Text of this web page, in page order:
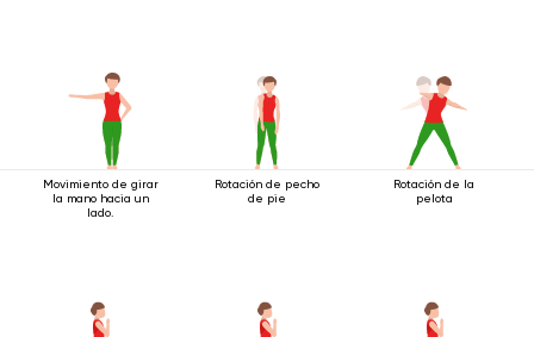
Movimiento de girar
la mano hacia un
lado.
Rotación de pecho
de pie
Rotación de la
pelota